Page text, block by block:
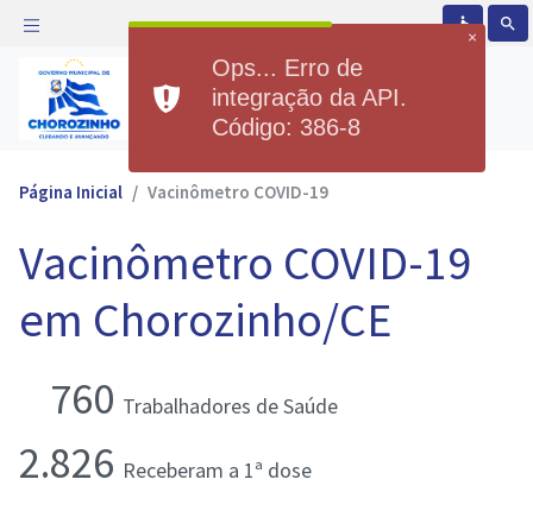
accessible search
Prefeitura Municipal de
Chorozinho
Página Inicial Vacinômetro COVID-19
Vacinômetro COVID-19
em Chorozinho/CE
760 Trabalhadores de Saúde
2.826 Receberam a 1ª dose
×
Ops... Erro de
integração da API.
Código: 386-8